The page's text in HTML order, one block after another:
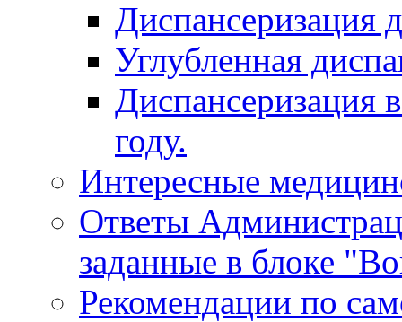
Диспансеризация
Углубленная
Диспансеризация
году.
Интересные
Ответы
заданные в блоке
Рекомендации по